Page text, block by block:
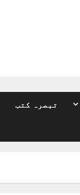
تبصرہ کتب